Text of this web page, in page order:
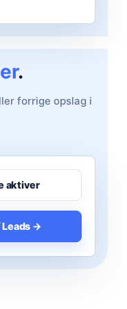
.
forrige opslag i
aktiver
Leads →